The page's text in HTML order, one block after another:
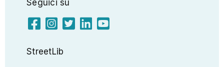
Seguici su
StreetLib